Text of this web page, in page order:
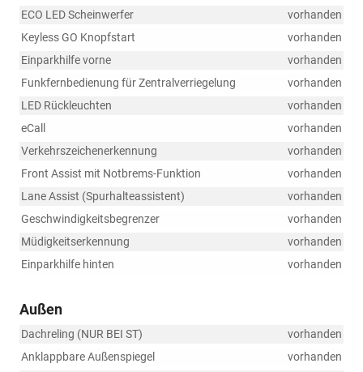
ECO LED Scheinwerfer
vorhanden
Keyless GO Knopfstart
vorhanden
Einparkhilfe vorne
vorhanden
Funkfernbedienung für Zentralverriegelung
vorhanden
LED Rückleuchten
vorhanden
eCall
vorhanden
Verkehrszeichenerkennung
vorhanden
Front Assist mit Notbrems-Funktion
vorhanden
Lane Assist (Spurhalteassistent)
vorhanden
Geschwindigkeitsbegrenzer
vorhanden
Müdigkeitserkennung
vorhanden
Einparkhilfe hinten
vorhanden
Außen
Dachreling (NUR BEI ST)
vorhanden
Anklappbare Außenspiegel
vorhanden